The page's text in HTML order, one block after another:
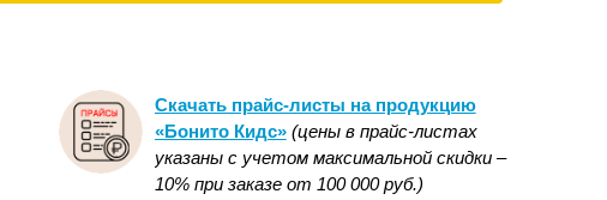
Скачать прайс-листы на продукцию
«Бонито Кидс» (цены в прайс-листах
указаны с учетом максимальной скидки –
10% при заказе от 100 000 руб.)